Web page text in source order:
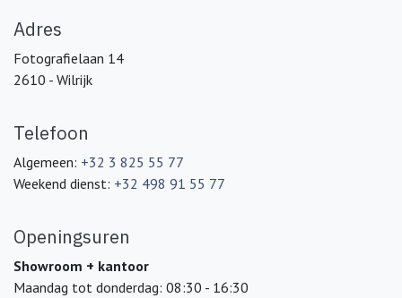
Adres
Fotografielaan 14
2610 - Wilrijk
Telefoon
Algemeen: +32 3 825 55 77
Weekend dienst: +32 498 91 55 77
Openingsuren
Showroom + kantoor
Maandag tot donderdag: 08:30 - 16:30